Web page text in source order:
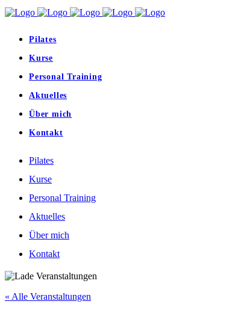
Pilates
Kurse
Personal Training
Aktuelles
Über mich
Kontakt
Pilates
Kurse
Personal Training
Aktuelles
Über mich
Kontakt
« Alle Veranstaltungen